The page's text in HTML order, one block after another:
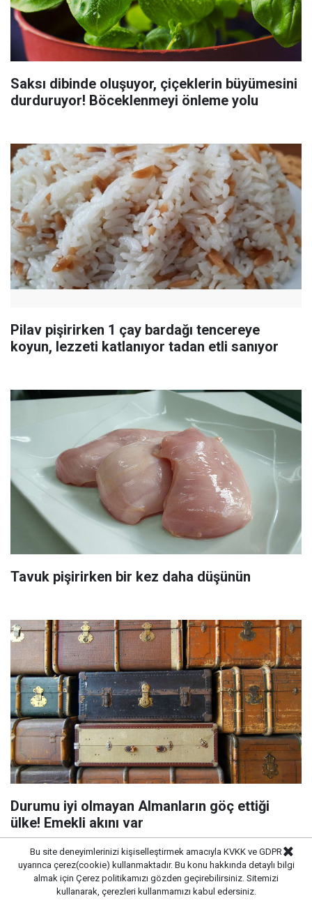
Saksı dibinde oluşuyor, çiçeklerin büyümesini
durduruyor! Böceklenmeyi önleme yolu
Pilav pişirirken 1 çay bardağı tencereye
koyun, lezzeti katlanıyor tadan etli sanıyor
Tavuk pişirirken bir kez daha düşünün
Durumu iyi olmayan Almanların göç ettiği
ülke! Emekli akını var
Bu site deneyimlerinizi kişiselleştirmek amacıyla KVKK ve GDPR
uyarınca çerez(cookie) kullanmaktadır. Bu konu hakkında detaylı bilgi
almak için Çerez politikamızı gözden geçirebilirsiniz. Sitemizi
kullanarak, çerezleri kullanmamızı kabul edersiniz.